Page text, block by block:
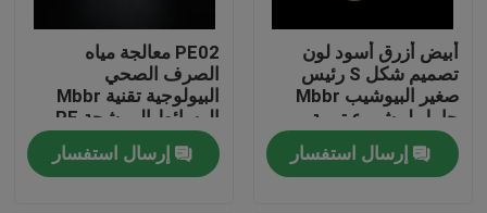
مراقبة الجودة
اتصل بنا
أبيض أزرق أسود لون
تصميم شكل S رئيس
صغير البيوشيب Mbbr
حامل لمشروع تربية
الأحياء المائية
إرسال استفسار
PE02 معالجة مياه
الصرف الصحي
البيولوجية تقنية Mbbr
الوسائط المرشحة PE
مواد البوليمر SBR
التكنولوجياإرسال استفسار